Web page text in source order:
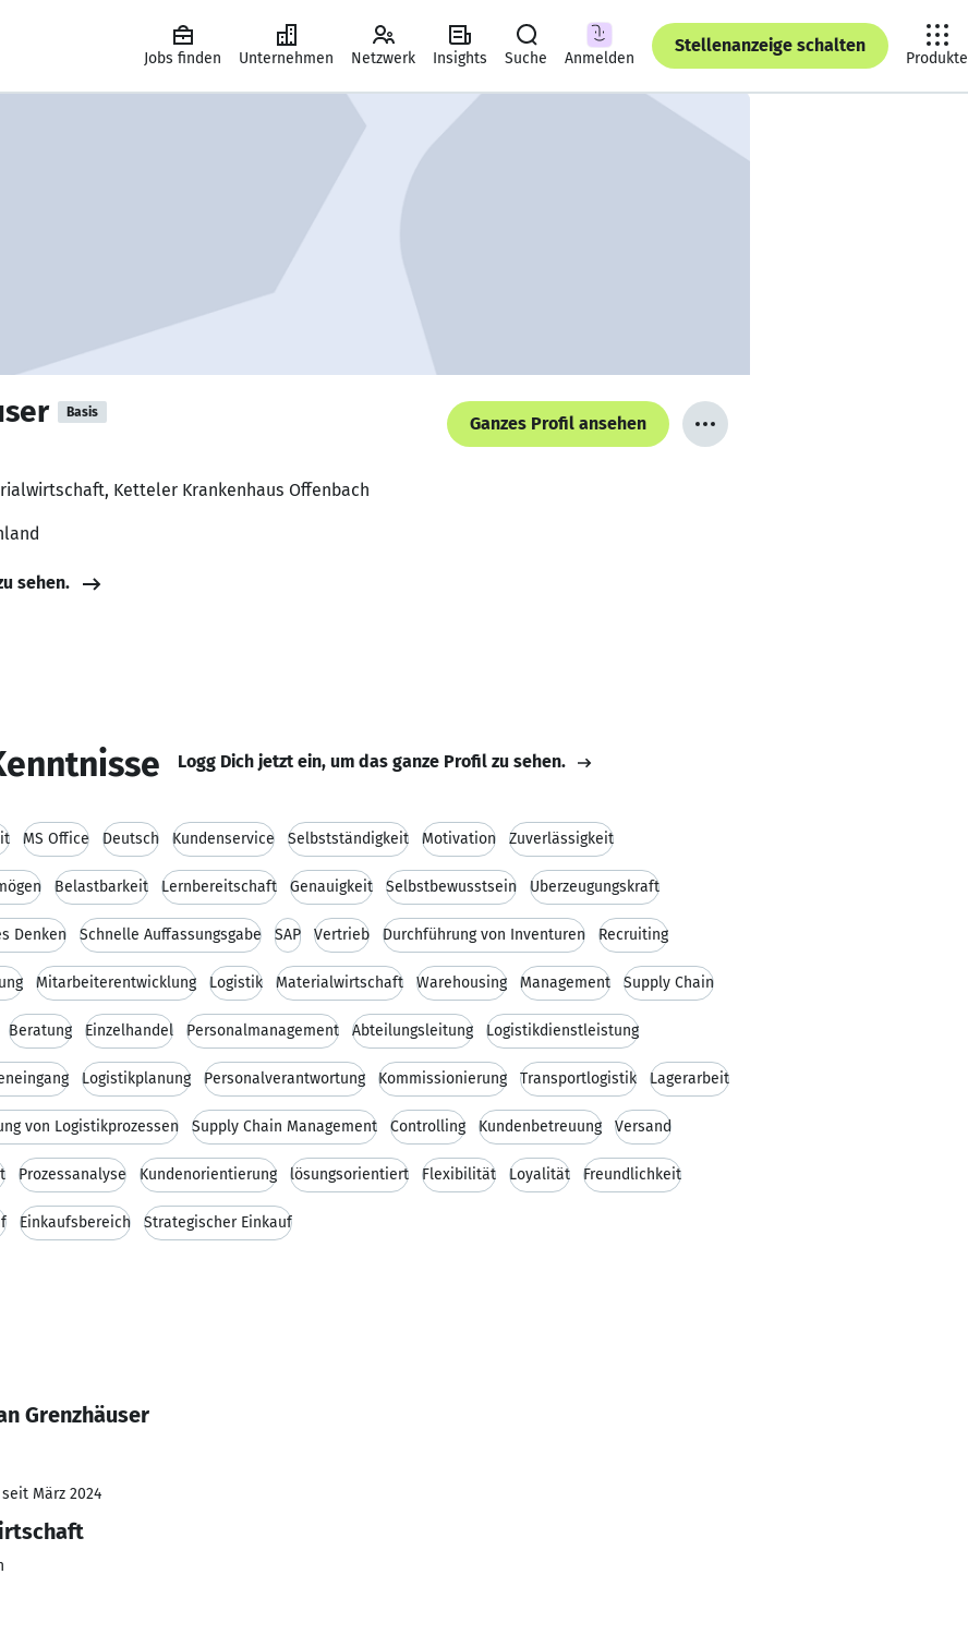
Jobs finden Unternehmen Netzwerk Insights Suche Anmelden
Stellenanzeige schalten
Produkte
Basis
Ganzes Profil ansehen
Ketteler Krankenhaus Offenbach
sehen.
Logg Dich jetzt ein, um das ganze Profil zu sehen.
MS Office Deutsch Kundenservice Selbstständigkeit Motivation Zuverlässigkeit
Belastbarkeit Lernbereitschaft Genauigkeit Selbstbewusstsein Überzeugungskraft
Denken Schnelle Auffassungsgabe SAP Vertrieb Durchführung von Inventuren Recruiting
Mitarbeiterentwicklung Logistik Materialwirtschaft Warehousing Management Supply Chain
Beratung Einzelhandel Personalmanagement Abteilungsleitung Logistikdienstleistung
Logistikplanung Personalverantwortung Kommissionierung Transportlogistik Lagerarbeit
von Logistikprozessen Supply Chain Management Controlling Kundenbetreuung Versand
Prozessanalyse Kundenorientierung lösungsorientiert Flexibilität Loyalität Freundlichkeit
Einkaufsbereich Strategischer Einkauf
Grenzhäuser
März 2024